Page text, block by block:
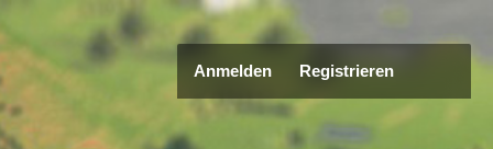
Anmelden Registrieren